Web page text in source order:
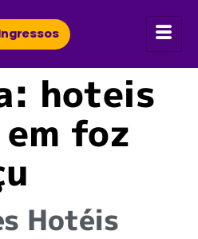
Ingressos
hoteis
foz
Hotéis